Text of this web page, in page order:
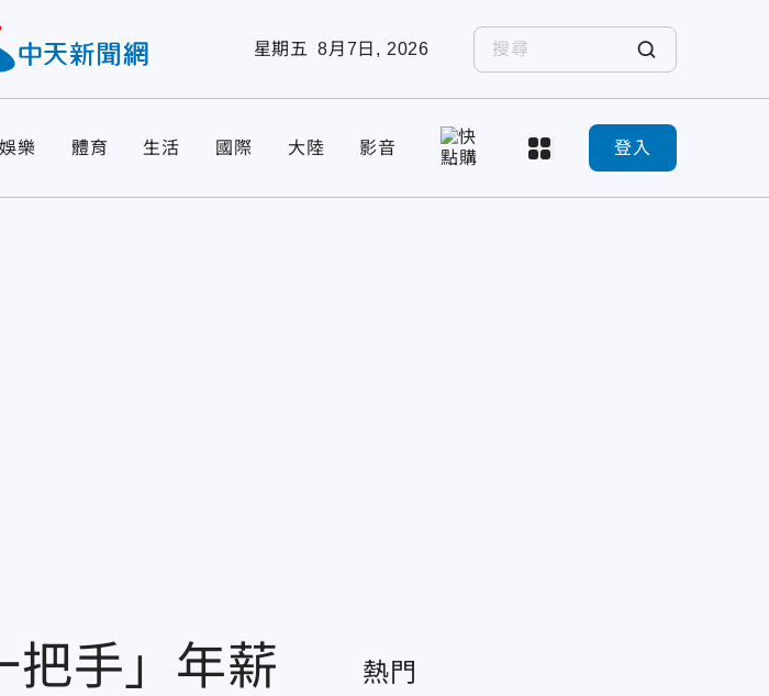
星期五 8月7日, 2026
娛樂 體育 生活 國際 大陸 影音 登入
把手」年薪
熱門